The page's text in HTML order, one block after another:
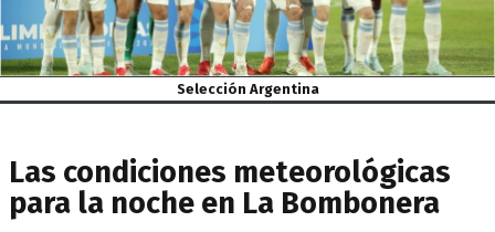
Selección Argentina
Las condiciones meteorológicas
para la noche en La Bombonera